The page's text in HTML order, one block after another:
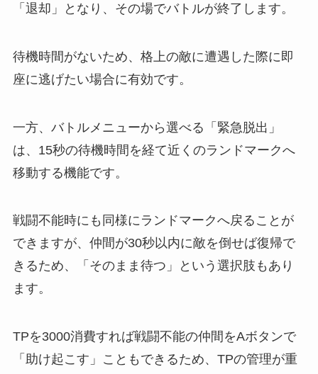
「退却」となり、その場でバトルが終了します。
待機時間がないため、格上の敵に遭遇した際に即
座に逃げたい場合に有効です。
一方、バトルメニューから選べる「緊急脱出」
は、15秒の待機時間を経て近くのランドマークへ
移動する機能です。
戦闘不能時にも同様にランドマークへ戻ることが
できますが、仲間が30秒以内に敵を倒せば復帰で
きるため、「そのまま待つ」という選択肢もあり
ます。
TPを3000消費すれば戦闘不能の仲間をAボタンで
「助け起こす」こともできるため、TPの管理が重